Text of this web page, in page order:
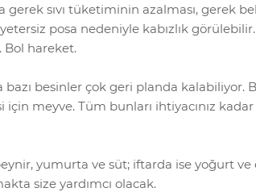
gerek sıvı tüketiminin azalması, gerek
posa nedeniyle kabızlık
Bol hareket.
besinler çok geri planda kalabiliyor.
meyve. Tüm bunları ihtiyacınız
yumurta ve süt; iftarda ise yoğurt
size yardımcı olacak.